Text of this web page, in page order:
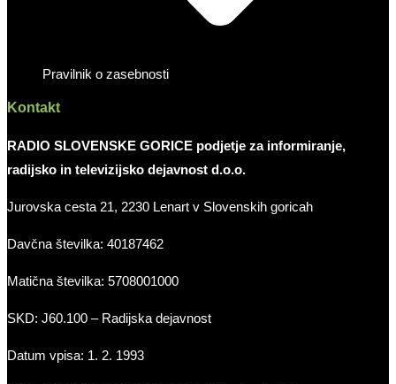
Pravilnik o zasebnosti
Kontakt
RADIO SLOVENSKE GORICE podjetje za informiranje,
radijsko in televizijsko dejavnost d.o.o.
Jurovska cesta 21, 2230 Lenart v Slovenskih goricah
Davčna številka: 40187462
Matična številka: 5708001000
SKD: J60.100 – Radijska dejavnost
Datum vpisa: 1. 2. 1993